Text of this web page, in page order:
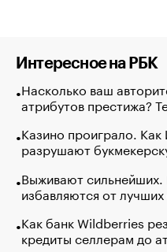
Интересное на РБК
Насколько ваш
атрибутов престижа?
Казино проиграло.
разрушают
Выживают
избавляются от
Как банк Wildberries
кредиты селлерам до